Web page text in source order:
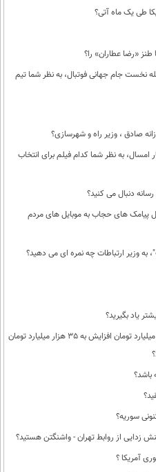
مغز
سلاح
وحش
خارجی
2
دیدنی ها
کوتاه
طی یک ماه آتی؟
«رضا عطاران» را؟
نخست جام جهانی فوتبال، به نظر شما تیم
صادق ، وزیر راه و شهرسازی؟
امسال، به نظر شما کدام فیلم برای انتخاب
دنبال می کنید؟
پیامک های حجاب به موبایل های مردم
به وزیر ارتباطات چه نمره ای می دهید؟
یاد بگیرید؟
بودجه صدا و سیما برای سال جدید با 11 هزار میلیارد تومان افزایش به 35 هزار میلیارد تومان
باشد؟
سوریه؟
زدایی از روابط تهران - واشنگتن هستید؟
آمریکا ؟